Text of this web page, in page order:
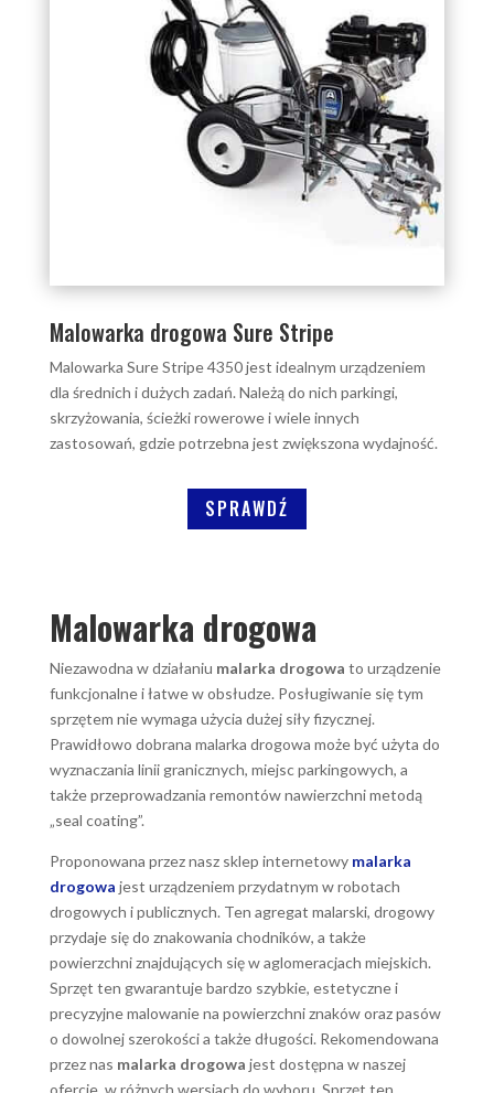
Malowarka drogowa Sure Stripe
Malowarka Sure Stripe 4350 jest idealnym urządzeniem
dla średnich i dużych zadań. Należą do nich parkingi,
skrzyżowania, ścieżki rowerowe i wiele innych
zastosowań, gdzie potrzebna jest zwiększona wydajność.
SPRAWDŹ
Malowarka drogowa
Niezawodna w działaniu malarka drogowa to urządzenie
funkcjonalne i łatwe w obsłudze. Posługiwanie się tym
sprzętem nie wymaga użycia dużej siły fizycznej.
Prawidłowo dobrana malarka drogowa może być użyta do
wyznaczania linii granicznych, miejsc parkingowych, a
także przeprowadzania remontów nawierzchni metodą
„seal coating”.
Proponowana przez nasz sklep internetowy malarka
drogowa jest urządzeniem przydatnym w robotach
drogowych i publicznych. Ten agregat malarski, drogowy
przydaje się do znakowania chodników, a także
powierzchni znajdujących się w aglomeracjach miejskich.
Sprzęt ten gwarantuje bardzo szybkie, estetyczne i
precyzyjne malowanie na powierzchni znaków oraz pasów
o dowolnej szerokości a także długości. Rekomendowana
przez nas malarka drogowa jest dostępna w naszej
ofercie, w różnych wersjach do wyboru. Sprzęt ten